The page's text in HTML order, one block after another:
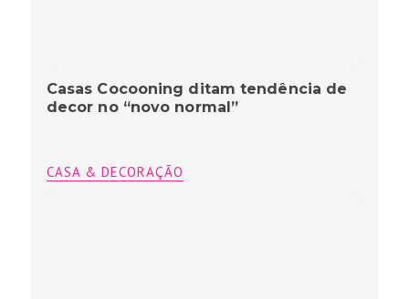
Casas Cocooning ditam tendência de
decor no “novo normal”
CASA & DECORAÇÃO